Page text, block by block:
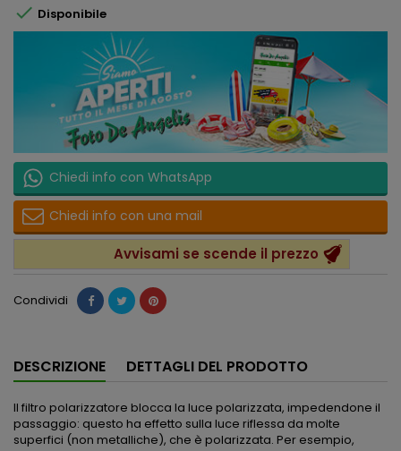
 Disponibile
Chiedi info con WhatsApp
Chiedi info con una mail
Avvisami se scende il prezzo
Condividi
DESCRIZIONE DETTAGLI DEL PRODOTTO
Il filtro polarizzatore blocca la luce polarizzata, impedendone il
passaggio: questo ha effetto sulla luce riflessa da molte
superfici (non metalliche), che è polarizzata. Per esempio,